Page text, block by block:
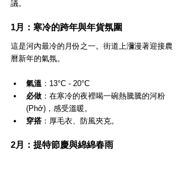
議。
1月：寒冷的跨年與年貨氛圍
這是河內最冷的月份之一。街道上瀰漫著迎接農
曆新年的氣氛。
氣溫 ：13°C - 20°C
必做 ：在寒冷的夜裡喝一碗熱騰騰的河粉
(Phở)，感受溫暖。
穿搭 ：厚毛衣、防風夾克。
2月：提特節慶與綿綿春雨